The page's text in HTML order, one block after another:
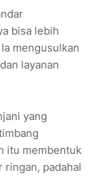
bisa lebih
mengusulkan
layanan
yang
itu membentuk
ringan, padahal